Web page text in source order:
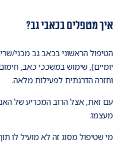
איך מטפלים בכאבי גב?
הטיפול הראשוני בכאב גב מכני/
יומיים), שימוש במשככי כאב, חימום
וחזרה הדרגתית לפעילות מלאה.
עם זאת, אצל הרוב המכריע של
מעצמו.
מי שטיפול מסוג זה לא מועיל לו